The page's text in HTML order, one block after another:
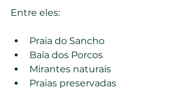
Entre eles:
Praia do Sancho
Baía dos Porcos
Mirantes naturais
Praias preservadas